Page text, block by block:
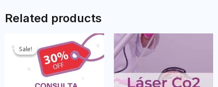
Related products
Sale!
Sale!